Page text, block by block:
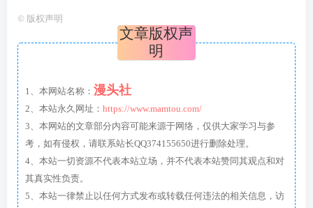
© 版权声明
文章版权声
明
1、本网站名称： 漫头社
2、本站永久网址： https://www.mamtou.com/
3、本网站的文章部分内容可能来源于网络，仅供大家学习与参
考，如有侵权，请联系站长QQ374155650进行删除处理。
4、本站一切资源不代表本站立场，并不代表本站赞同其观点和对
其真实性负责。
5、本站一律禁止以任何方式发布或转载任何违法的相关信息，访